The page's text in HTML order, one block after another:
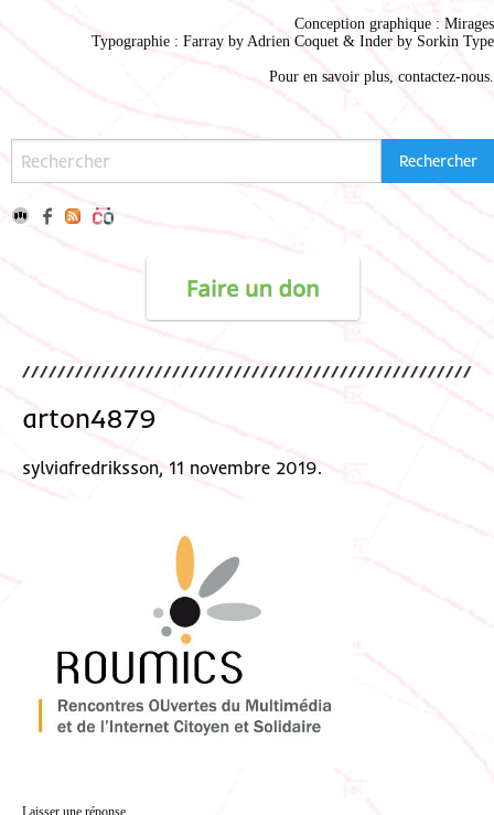
Conception graphique : Mirages
Typographie : Farray by Adrien Coquet & Inder by Sorkin Type
Pour en savoir plus, contactez-nous.
arton4879
sylviafredriksson, 11 novembre 2019.
Laisser une réponse